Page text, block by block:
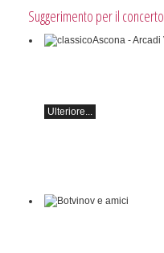
Suggerimento per il concerto
Ulteriore...